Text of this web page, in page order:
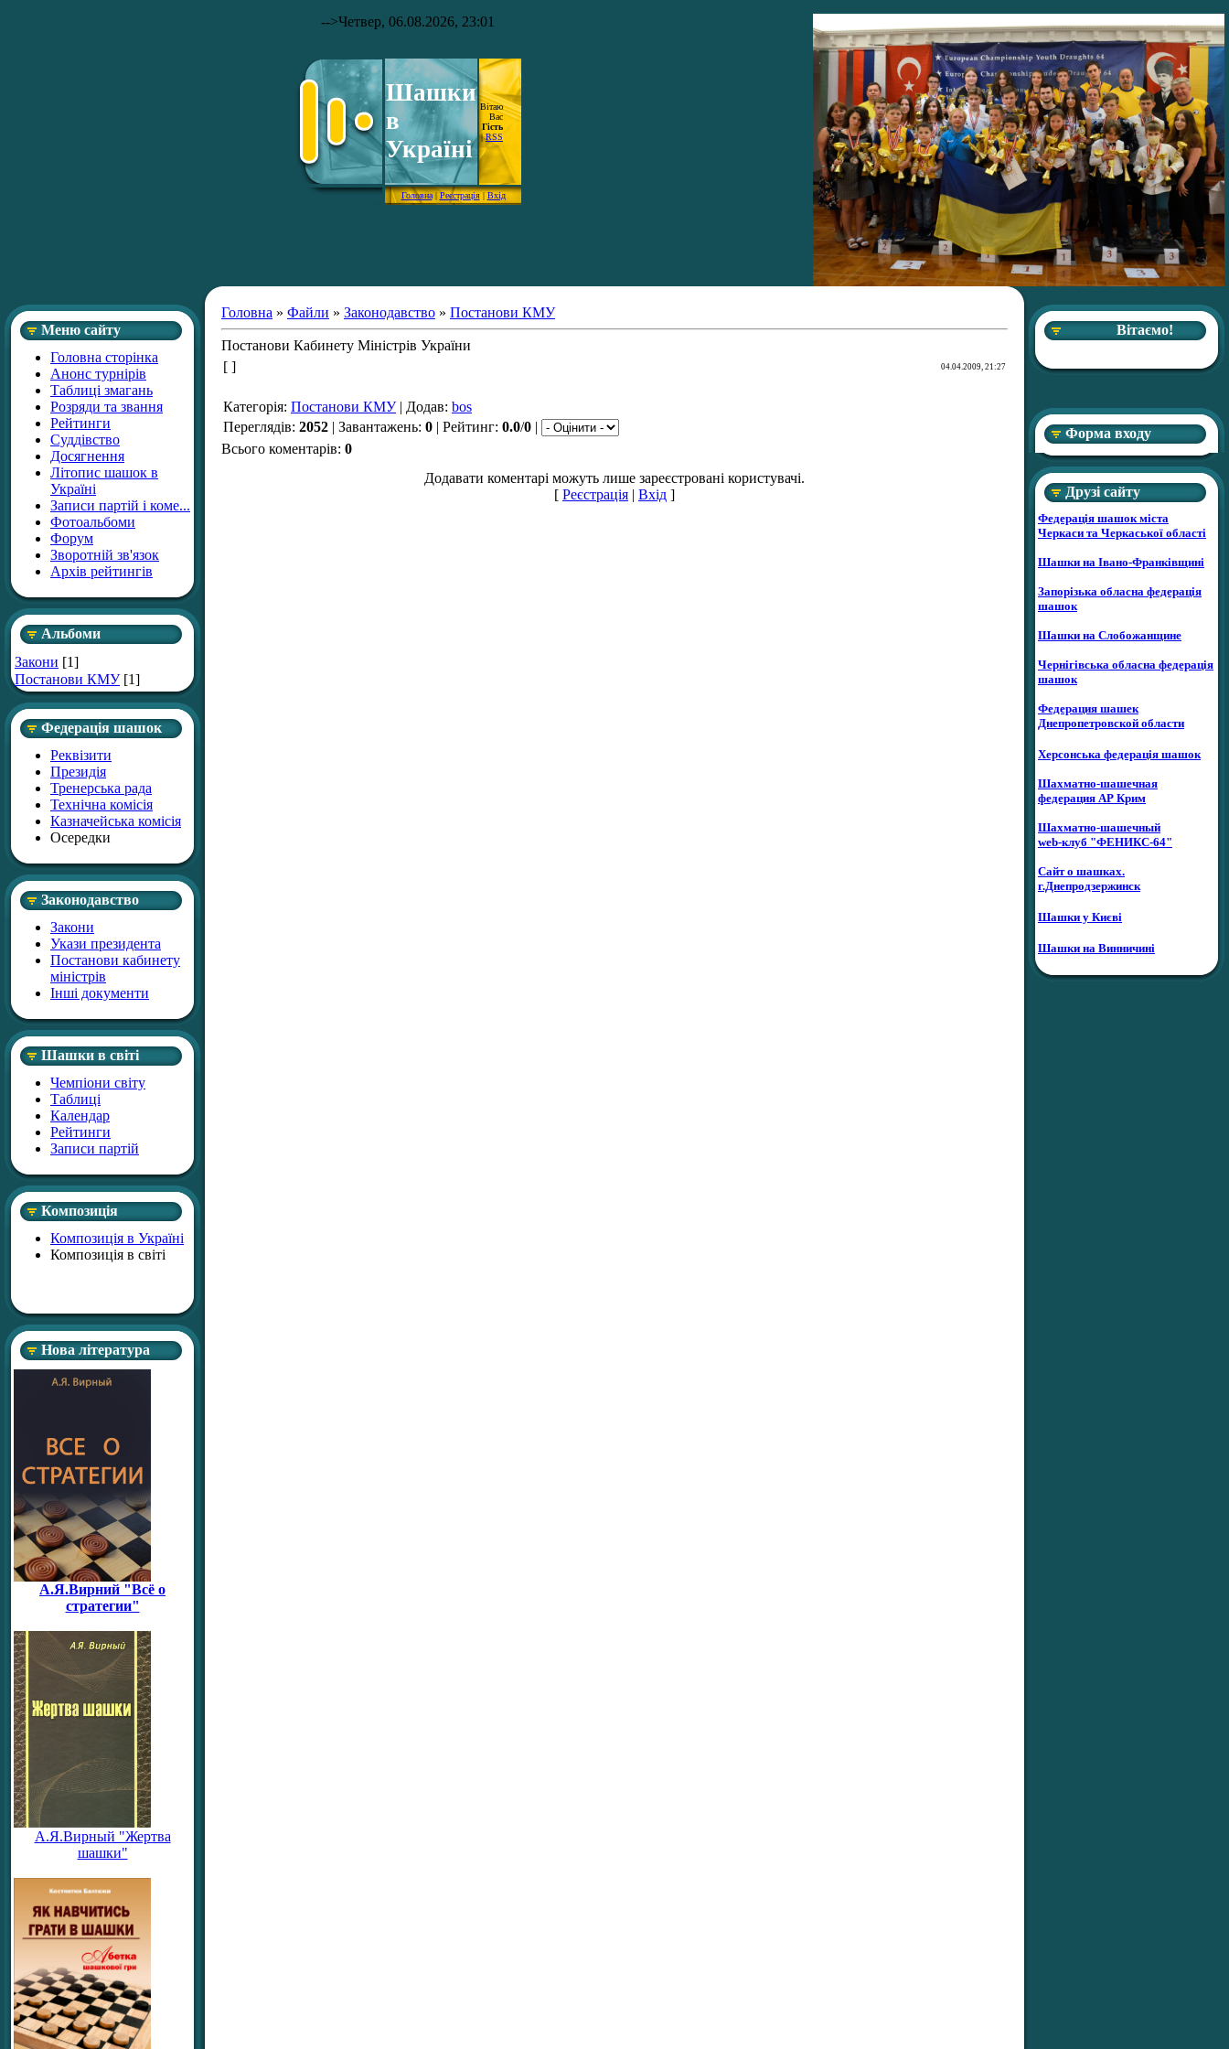
-->Четвер, 06.08.2026, 23:01
Шашки
в
Україні
Вітаю
Вас
Гість
|RSS
Головна|Реєстрація|Вхід
Меню сайту
Головна сторінка
Анонс турнірів
Таблиці змагань
Розряди та звання
Рейтинги
Суддівство
Досягнення
Літопис шашок в
Україні
Записи партій і коме...
Фотоальбоми
Форум
Зворотній зв'язок
Архів рейтингів
Альбоми
Закони [1]
Постанови КМУ [1]
Федерація шашок
Реквізити
Президія
Тренерська рада
Технічна комісія
Казначейська комісія
Осередки
Законодавство
Закони
Укази президента
Постанови кабинету
міністрів
Інші документи
Шашки в світі
Чемпіони світу
Таблиці
Календар
Рейтинги
Записи партій
Композиція
Композиція в Україні
Композиція в світі
Нова література
А.Я.Вирний "Всё о
стратегии"
А.Я.Вирный "Жертва
шашки"
Головна » Файли » Законодавство » Постанови КМУ
Постанови Кабинету Міністрів України
[ ]
04.04.2009, 21:27
Категорія: Постанови КМУ| Додав: bos
Переглядів: 2052 | Завантажень: 0 | Рейтинг: 0.0/0 |
Всього коментарів: 0
Додавати коментарі можуть лише зареєстровані користувачі.
[ Реєстрація | Вхід ]
Вітаємо!
Форма входу
Друзі сайту
Федерація шашок міста
Черкаси та Черкаської області
Шашки на Івано-Франківщині
Запорізька обласна федерація
шашок
Шашки на Слобожанщине
Чернігівська обласна федерація
шашок
Федерация шашек
Днепропетровской области
Херсонська федерація шашок
Шахматно-шашечная
федерация АР Крим
Шахматно-шашечный
web-клуб "ФЕНИКС-64"
Сайт о шашках.
г.Днепродзержинск
Шашки у Києві
Шашки на Винничині